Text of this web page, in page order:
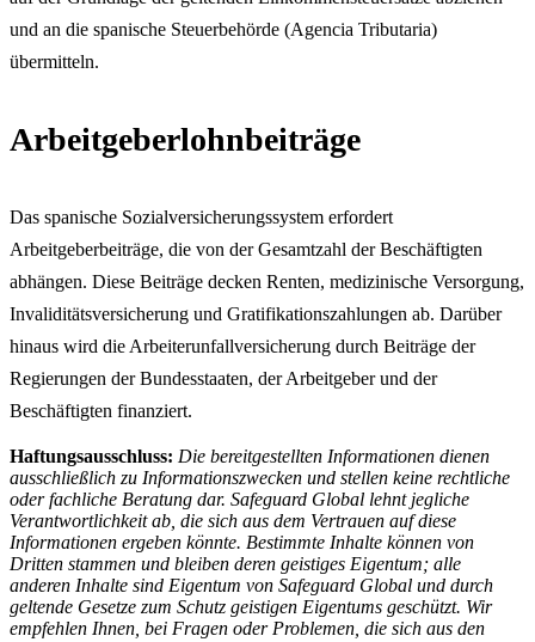
und an die spanische Steuerbehörde (Agencia Tributaria)
übermitteln.
Arbeitgeberlohnbeiträge
Das spanische Sozialversicherungssystem erfordert
Arbeitgeberbeiträge, die von der Gesamtzahl der Beschäftigten
abhängen. Diese Beiträge decken Renten, medizinische Versorgung,
Invaliditätsversicherung und Gratifikationszahlungen ab. Darüber
hinaus wird die Arbeiterunfallversicherung durch Beiträge der
Regierungen der Bundesstaaten, der Arbeitgeber und der
Beschäftigten finanziert.
Haftungsausschluss: Die bereitgestellten Informationen dienen
ausschließlich zu Informationszwecken und stellen keine rechtliche
oder fachliche Beratung dar. Safeguard Global lehnt jegliche
Verantwortlichkeit ab, die sich aus dem Vertrauen auf diese
Informationen ergeben könnte. Bestimmte Inhalte können von
Dritten stammen und bleiben deren geistiges Eigentum; alle
anderen Inhalte sind Eigentum von Safeguard Global und durch
geltende Gesetze zum Schutz geistigen Eigentums geschützt. Wir
empfehlen Ihnen, bei Fragen oder Problemen, die sich aus den